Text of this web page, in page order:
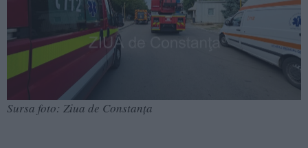
Sursa foto: Ziua de Constanța